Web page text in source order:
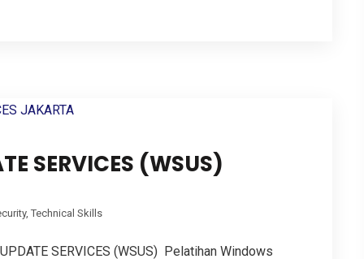
SERVICES (WSUS)
, Technical Skills
SERVICES (WSUS) Pelatihan Windows